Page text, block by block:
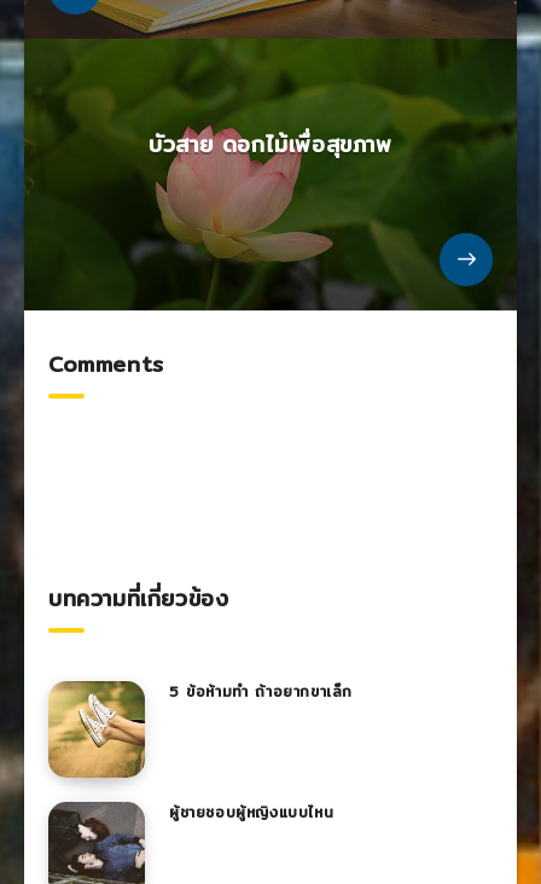
บัวสาย ดอกไม้เพื่อสุขภาพ
Comments
บทความที่เกี่ยวข้อง
5 ข้อห้ามทำ ถ้าอยากขาเล็ก
ผู้ชายชอบผู้หญิงแบบไหน